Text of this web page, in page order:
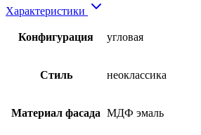
Характеристики
Конфигурация угловая
Стиль неоклассика
Материал фасада МДФ эмаль